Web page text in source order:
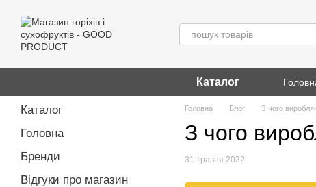
Каталог
Головна Блог З чого
З чого
31 травня 2022
Каталог
Головна
Бренди
Відгуки про магазин